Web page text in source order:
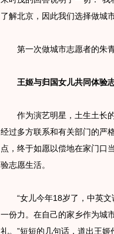
了解北京，因此我们选择做城
第一次做城市志愿者的朱青
王姬与归国女儿共同体验
作为演艺明星，土生土长的
经过多方联系和有关部门的严
点，终于如愿以偿地在家门口
验志愿生活。
“女儿今年18岁了，中英文
一份力。在自己的家乡作为城
礼。”短短的几句话，道出王姬